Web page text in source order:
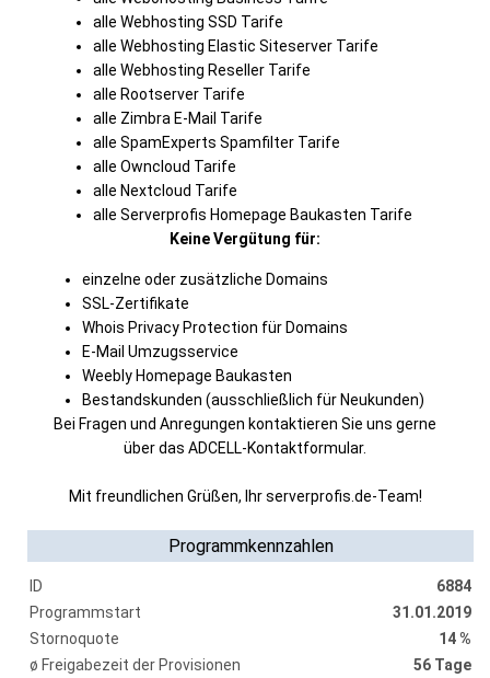
alle Webhosting SSD Tarife
alle Webhosting Elastic Siteserver Tarife
alle Webhosting Reseller Tarife
alle Rootserver Tarife
alle Zimbra E-Mail Tarife
alle SpamExperts Spamfilter Tarife
alle Owncloud Tarife
alle Nextcloud Tarife
alle Serverprofis Homepage Baukasten Tarife
Keine Vergütung für:
einzelne oder zusätzliche Domains
SSL-Zertifikate
Whois Privacy Protection für Domains
E-Mail Umzugsservice
Weebly Homepage Baukasten
Bestandskunden (ausschließlich für Neukunden)
Bei Fragen und Anregungen kontaktieren Sie uns gerne
über das ADCELL-Kontaktformular.
Mit freundlichen Grüßen, Ihr serverprofis.de-Team!
Programmkennzahlen
ID
6884
Programmstart
31.01.2019
Stornoquote
14 %
ø Freigabezeit der Provisionen
56 Tage